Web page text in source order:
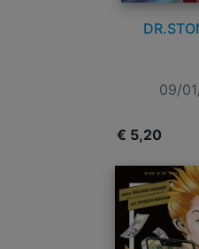
09/
€ 5,20